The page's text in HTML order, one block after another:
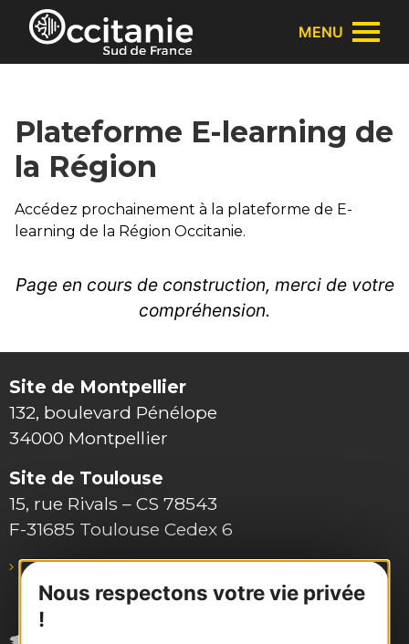
Panneau de gestion des cookies
Nous respectons votre vie privée
!
MENU
Plateforme E-learning de
la Région
Accédez prochainement à la plateforme de E-
learning de la Région Occitanie.
Page en cours de construction, merci de votre
compréhension.
Site de Montpellier
132, boulevard Pénélope
34000 Montpellier
Site de Toulouse
15, rue Rivals – CS 78543
F-31685 Toulouse Cedex 6
pro@agence-adocc.com